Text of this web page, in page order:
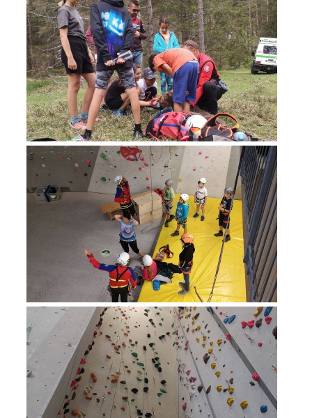
Direction
Procédure d'alarme